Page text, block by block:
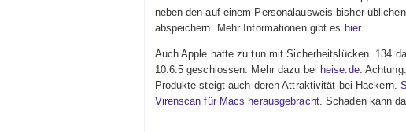
neben den auf einem Personalausweis bisher
abspeichern. Mehr Informationen gibt es hier.
Auch Apple hatte zu tun mit Sicherheitslücken. 134
10.6.5 geschlossen. Mehr dazu bei heise.de.
Produkte steigt auch deren Attraktivität bei Hackern.
Virenscan für Macs herausgebracht. Schaden kann